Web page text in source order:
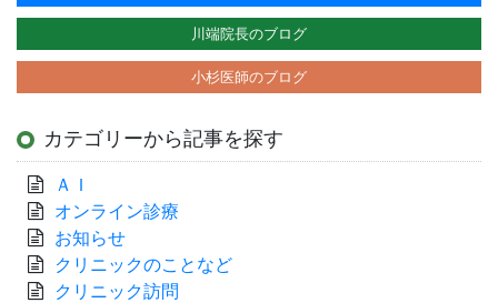
川端院長のブログ
小杉医師のブログ
カテゴリーから記事を探す
ＡＩ
オンライン診療
お知らせ
クリニックのことなど
クリニック訪問